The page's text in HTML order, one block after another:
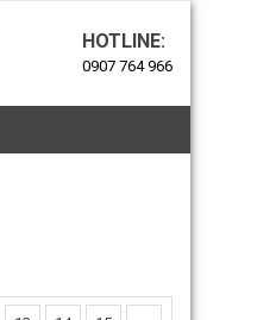
HOTLINE:
0907 764 966